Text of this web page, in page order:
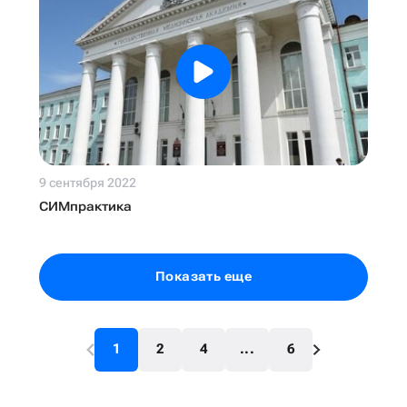
9 сентября 2022
СИМпрактика
Показать еще
1 2 4 ... 6